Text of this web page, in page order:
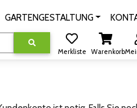
GARTENGESTALTUNG
Merkliste Warenkorb